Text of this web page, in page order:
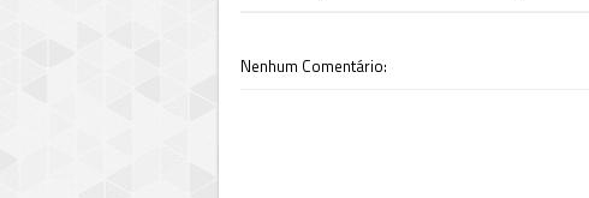
Nenhum Comentário: